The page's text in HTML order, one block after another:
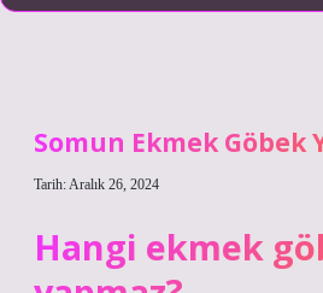
Somun Ekmek Göbek
Tarih: Aralık 26, 2024
Hangi ekmek